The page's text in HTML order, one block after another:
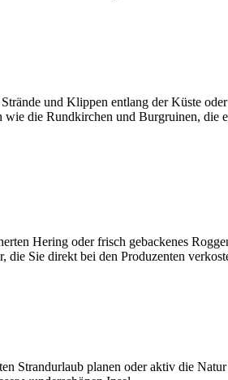
und Klippen entlang der Küste
wie die Rundkirchen und Burgruinen, die
Hering oder frisch gebackenes
Sie direkt bei den Produzenten
Strandurlaub planen oder aktiv die